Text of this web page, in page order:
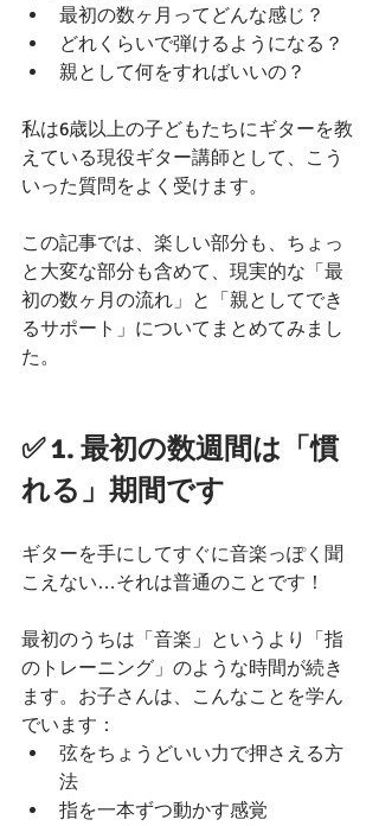
最初の数ヶ月ってどんな感じ？
どれくらいで弾けるようになる？
親として何をすればいいの？
私は6歳以上の子どもたちにギターを教
えている現役ギター講師として、こう
いった質問をよく受けます。
この記事では、楽しい部分も、ちょっ
と大変な部分も含めて、現実的な「最
初の数ヶ月の流れ」と「親としてでき
るサポート」についてまとめてみまし
た。
✅ 1. 最初の数週間は「慣
れる」期間です
ギターを手にしてすぐに音楽っぽく聞
こえない…それは普通のことです！
最初のうちは「音楽」というより「指
のトレーニング」のような時間が続き
ます。お子さんは、こんなことを学ん
でいます：
弦をちょうどいい力で押さえる方
法
指を一本ずつ動かす感覚